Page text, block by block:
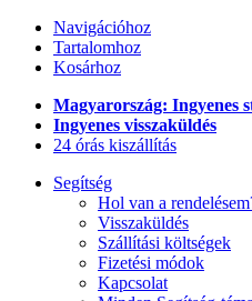
Navigációhoz
Tartalomhoz
Kosárhoz
Magyarország: Ingyenes
Ingyenes visszaküldés
24 órás kiszállítás
Segítség
Hol van a
Visszaküldés
Szállítási költségek
Fizetési módok
Kapcsolat